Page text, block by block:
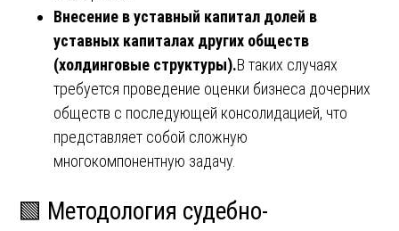
Внесение в уставный капитал долей в
уставных капиталах других обществ
(холдинговые структуры).В таких случаях
требуется проведение оценки бизнеса дочерних
обществ с последующей консолидацией, что
представляет собой сложную
многокомпонентную задачу.
🟩 Методология судебно-